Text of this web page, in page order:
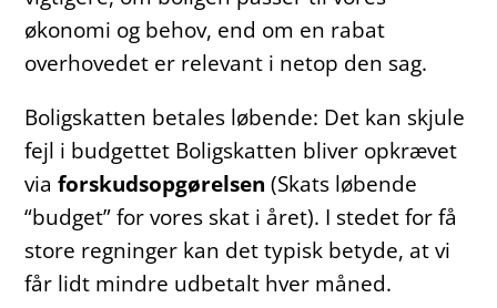
økonomi og behov, end om en rabat
overhovedet er relevant i netop den sag.
Boligskatten betales løbende: Det kan skjule
fejl i budgettet Boligskatten bliver opkrævet
viaforskudsopgørelsen (Skats løbende
“budget” for vores skat i året). I stedet for få
store regninger kan det typisk betyde, at vi
får lidt mindre udbetalt hver måned.